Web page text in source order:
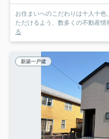
お住まいへのこだわりは十人十
ただけるよう、数多くの不動産
る
新築一戸建